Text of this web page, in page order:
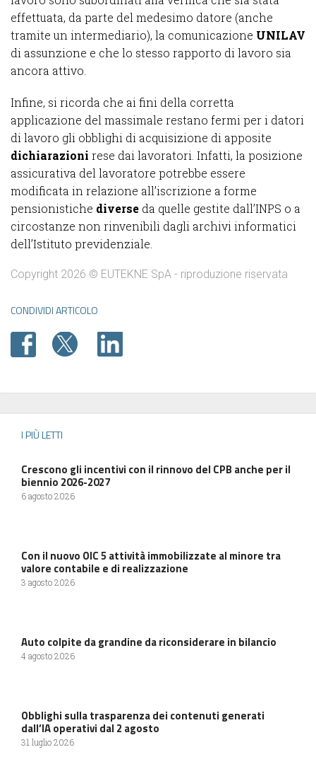
effettuata, da parte del medesimo datore (anche
tramite un intermediario), la comunicazione UNILAV
di assunzione e che lo stesso rapporto di lavoro sia
ancora attivo.
Infine, si ricorda che ai fini della corretta
applicazione del massimale restano fermi per i datori
di lavoro gli obblighi di acquisizione di apposite
dichiarazioni rese dai lavoratori. Infatti, la posizione
assicurativa del lavoratore potrebbe essere
modificata in relazione all’iscrizione a forme
pensionistiche diverse da quelle gestite dall’INPS o a
circostanze non rinvenibili dagli archivi informatici
dell’Istituto previdenziale.
Copyright 2026 © EUTEKNE SpA - riproduzione riservata
CONDIVIDI ARTICOLO
I PIÙ LETTI
Crescono gli incentivi con il rinnovo del CPB anche per il
biennio 2026-2027
6 agosto 2026
Con il nuovo OIC 5 attività immobilizzate al minore tra
valore contabile e di realizzazione
3 agosto 2026
Auto colpite da grandine da riconsiderare in bilancio
4 agosto 2026
Obblighi sulla trasparenza dei contenuti generati
dall’IA operativi dal 2 agosto
31 luglio 2026